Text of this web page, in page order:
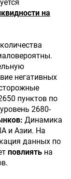
на
негативных
пунктов по
2680-
Динамика
и Азии. На
данных по
повлиять на